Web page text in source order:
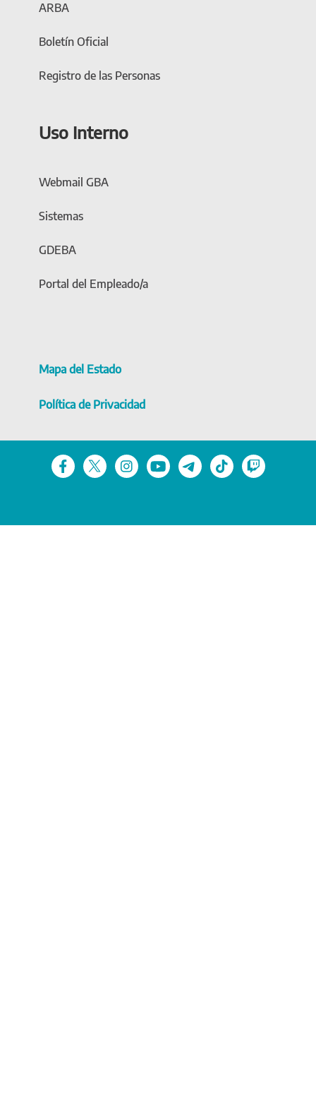
ARBA
Boletín Oficial
Registro de las Personas
Uso Interno
Webmail GBA
Sistemas
GDEBA
Portal del Empleado/a
Mapa del Estado
Política de Privacidad